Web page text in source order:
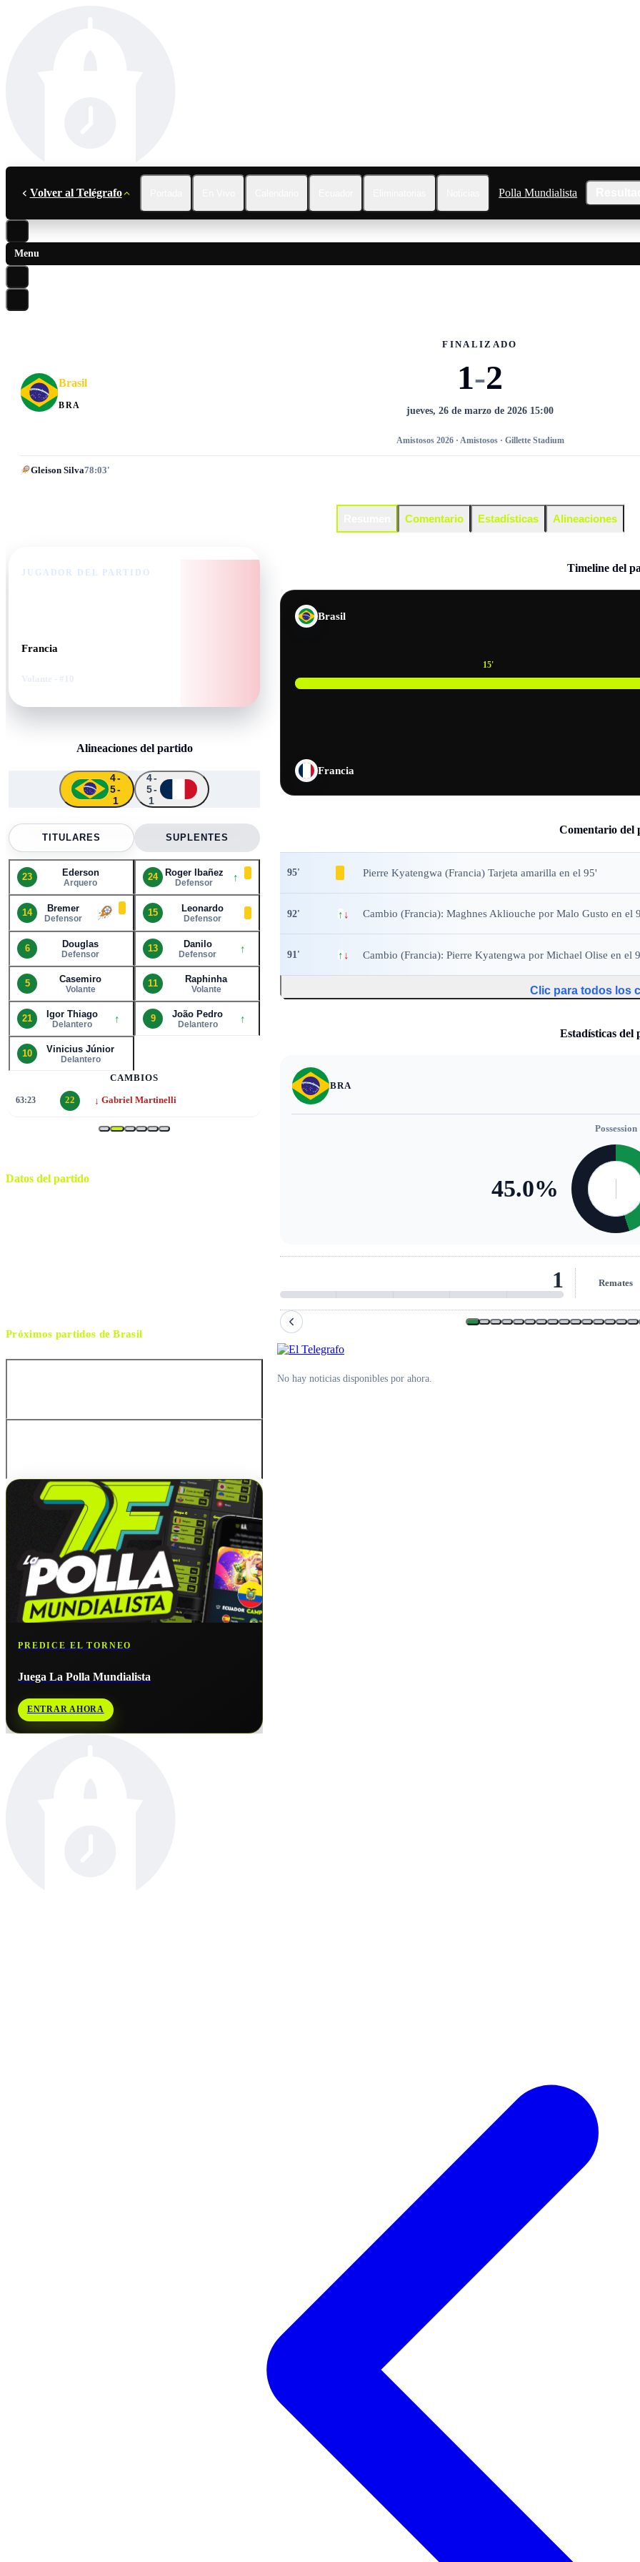
Volver al Telégrafo Polla Mundialista
Menu
Brasil
BRA
FINALIZADO
1-2
jueves, 26 de marzo de 2026 15:00
Amistosos 2026 · Amistosos · Gillette Stadium
Gleison Silva78:03'
Comentario Estadísticas Alineaciones
JUGADOR DEL PARTIDO
Francia
Volante - #10
Alineaciones del partido
4-
5-
1
4-
5-
1
↑ ↑
↑ ↑
TITULARES SUPLENTES
23 Ederson
Arquero
24 Roger Ibañez
Defensor ↑
14 Bremer
Defensor
15 Leonardo
Defensor
6 Douglas
Defensor
13 Danilo
Defensor ↑
5 Casemiro
Volante
11 Raphinha
Volante
21 Igor Thiago
Delantero ↑ 9 João Pedro
Delantero ↑
10 Vinicius Júnior
Delantero
CAMBIOS
63:23 22 ↓ Gabriel Martinelli
Datos del partido
Próximos partidos deBrasil
PREDICE EL TORNEO
Juega La Polla Mundialista
ENTRAR AHORA
Timeline del
Brasil
15'
Francia
Comentario del
95' Pierre Kyatengwa (Francia) Tarjeta amarilla en el 95'
92' ↑ ↓ Cambio (Francia): Maghnes Akliouche por Malo Gusto en el
91' ↑ ↓ Cambio (Francia): Pierre Kyatengwa por Michael Olise en el
Clic para todos los
Estadísticas del
BRA
Possession
45.0%
1 Remates
No hay noticias disponibles por ahora.